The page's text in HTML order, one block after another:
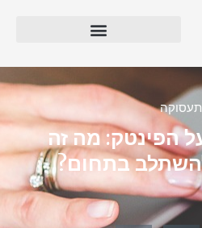
הפינטק: מה זה
בתחום?